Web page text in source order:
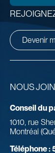
NOUS
Conseil du
1010, rue
Montréal
Téléphone :
Devenir